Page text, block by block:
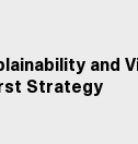
and
Strategy